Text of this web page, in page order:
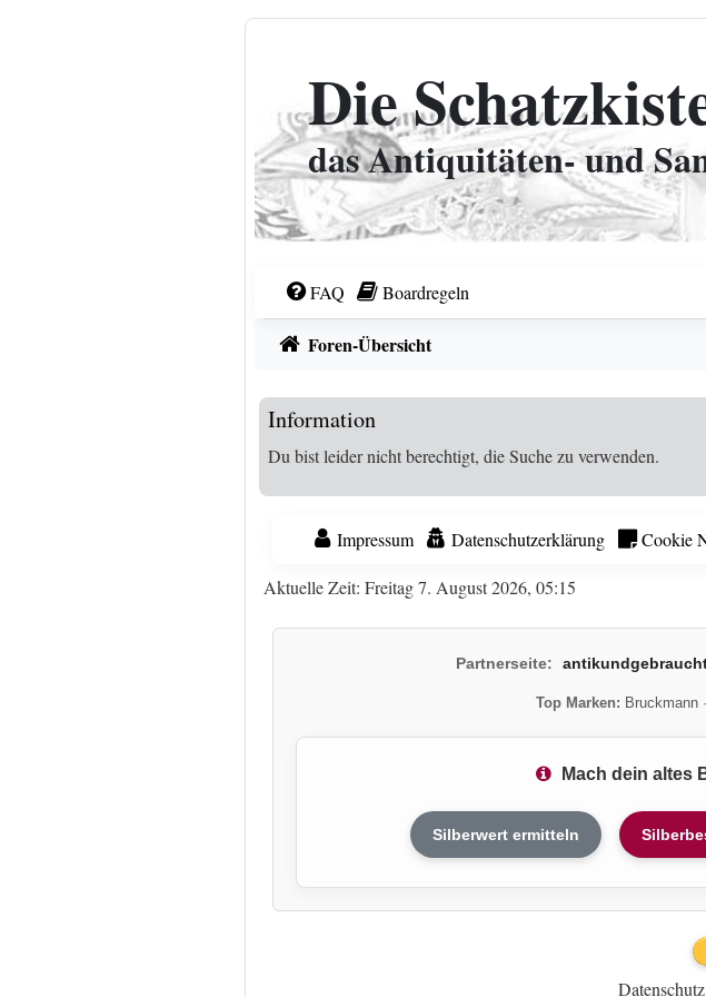
Die
das Antiquitäten- und
FAQ Boardregeln
Foren-Übersicht
Information
Du bist leider nicht berechtigt, die Suche zu verwenden.
Impressum Datenschutzerklärung Cookie
Aktuelle Zeit: Freitag 7. August 2026, 05:15
Partnerseite:
Top Marken: Bruckmann ·
Mach dein altes
Silberwert ermitteln
Datenschutz